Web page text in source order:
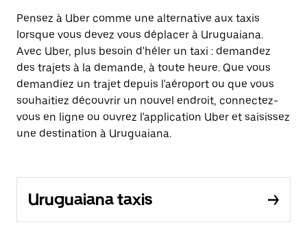
Pensez à Uber comme une alternative aux taxis
lorsque vous devez vous déplacer à Uruguaiana.
Avec Uber, plus besoin d'héler un taxi : demandez
des trajets à la demande, à toute heure. Que vous
demandiez un trajet depuis l'aéroport ou que vous
souhaitiez découvrir un nouvel endroit, connectez-
vous en ligne ou ouvrez l'application Uber et saisissez
une destination à Uruguaiana.
Uruguaiana taxis